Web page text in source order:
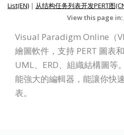
List(EN) | 从结构任务列表开发PERT图
View this page in:
Visual Paradigm Online（
繪圖軟件，支持 PERT 圖表
UML、ERD、組織結構圖等
能強大的編輯器，能讓你快
表。